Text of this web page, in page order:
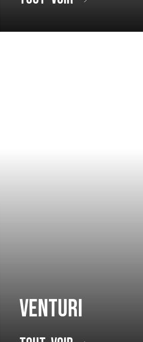
Venturi